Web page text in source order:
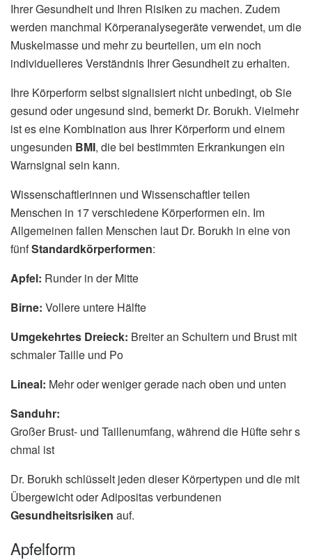
Ihrer Gesundheit und Ihren Risiken zu machen. Zudem
werden manchmal Körperanalysegeräte verwendet, um die
Muskelmasse und mehr zu beurteilen, um ein noch
individuelleres Verständnis Ihrer Gesundheit zu erhalten.
Ihre Körperform selbst signalisiert nicht unbedingt, ob Sie
gesund oder ungesund sind, bemerkt Dr. Borukh. Vielmehr
ist es eine Kombination aus Ihrer Körperform und einem
ungesunden BMI, die bei bestimmten Erkrankungen ein
Warnsignal sein kann.
Wissenschaftlerinnen und Wissenschaftler teilen
Menschen in 17 verschiedene Körperformen ein. Im
Allgemeinen fallen Menschen laut Dr. Borukh in eine von
fünfStandardkörperformen:
Apfel: Runder in der Mitte
Birne: Vollere untere Hälfte
Umgekehrtes Dreieck: Breiter an Schultern und Brust mit
schmaler Taille und Po
Lineal: Mehr oder weniger gerade nach oben und unten
Sanduhr:
Großer Brust- und Taillenumfang, während die Hüfte sehr s
chmal ist
Dr. Borukh schlüsselt jeden dieser Körpertypen und die mit
Übergewicht oder Adipositas verbundenen
Gesundheitsrisiken auf.
Apfelform